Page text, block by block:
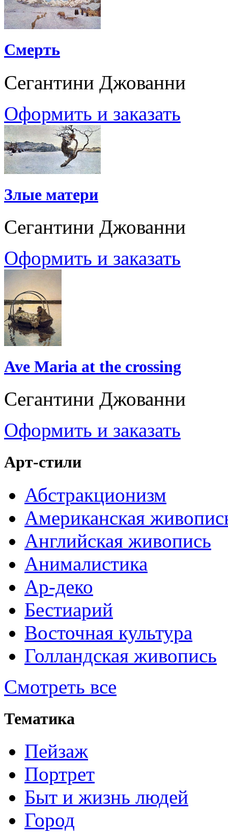
Смерть
Сегантини Джованни
Оформить и заказать
Злые матери
Сегантини Джованни
Оформить и заказать
Ave Maria at the crossing
Сегантини Джованни
Оформить и заказать
Арт-стили
Абстракционизм
Американская
Английская живопись
Анималистика
Ар-деко
Бестиарий
Восточная культура
Голландская живопись
Смотреть все
Тематика
Пейзаж
Портрет
Быт и жизнь людей
Город